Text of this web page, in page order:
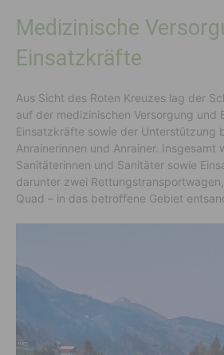
Medizinische
Einsatzkräfte
Aus Sicht des Roten Kreuzes lag der
auf der medizinischen Versorgung und
Einsatzkräfte sowie der Unterstützung
Anrainerinnen und Anrainer. Insgesamt
Sanitäterinnen und Sanitäter sowie
darunter zwei
Quad – in das betroffene Gebiet